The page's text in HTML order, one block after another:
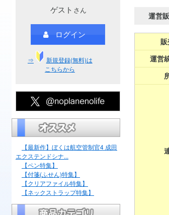
ゲスト さん
ログイン
⇒
新規登録(無料)は
こちらから
【最新作】ぼくは航空管制官4 成田
エクステンドシナ...
【ペン特集】
【付箋(ふせん)特集】
【クリアファイル特集】
【ネックストラップ特集】
運営
運営